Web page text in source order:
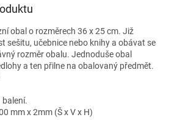
obal o rozměrech 36 x 25 cm. Již
sešitu, učebnice nebo knihy a obávat se
rozměr obalu. Jednoduše obal
a ten přilne na obalovaný předmět.
balení.
mm x 2mm (Š x V x H)